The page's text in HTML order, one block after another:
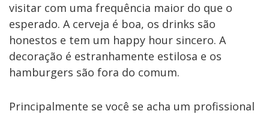
visitar com uma frequência maior do que o
esperado. A cerveja é boa, os drinks são
honestos e tem um happy hour sincero. A
decoração é estranhamente estilosa e os
hamburgers são fora do comum.
Principalmente se você se acha um profissional